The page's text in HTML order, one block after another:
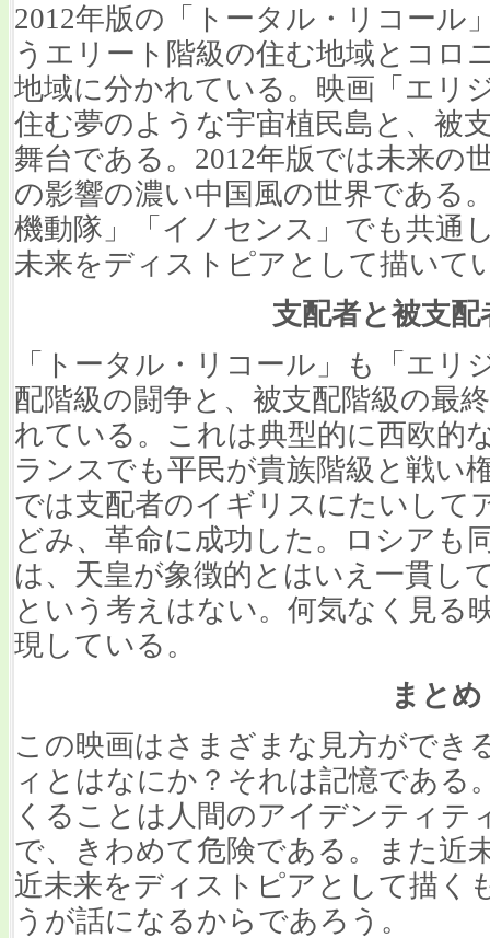
2012年版の「トータル・リコール
うエリート階級の住む地域とコロ
地域に分かれている。映画「エリ
住む夢のような宇宙植民島と、被
舞台である。2012年版では未来の
の影響の濃い中国風の世界である
機動隊」「イノセンス」でも共通
未来をディストピアとして描いて
支配者と被支配
「トータル・リコール」も「エリ
配階級の闘争と、被支配階級の最
れている。これは典型的に西欧的
ランスでも平民が貴族階級と戦い
では支配者のイギリスにたいして
どみ、革命に成功した。ロシアも
は、天皇が象徴的とはいえ一貫し
という考えはない。何気なく見る
現している。
まとめ
この映画はさまざまな見方ができ
ィとはなにか？それは記憶である
くることは人間のアイデンティテ
で、きわめて危険である。また近
近未来をディストピアとして描く
うが話になるからであろう。